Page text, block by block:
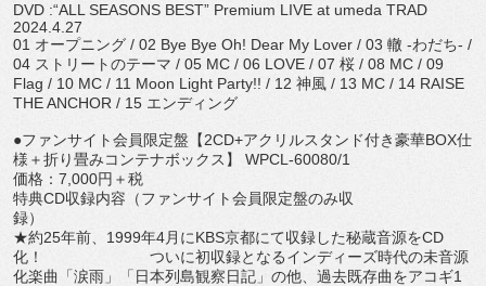
DVD :“ALL SEASONS BEST” Premium LIVE at umeda TRAD
2024.4.27
01 オープニング / 02 Bye Bye Oh! Dear My Lover / 03 轍 -わだち- /
04 ストリートのテーマ / 05 MC / 06 LOVE / 07 桜 / 08 MC / 09
Flag / 10 MC / 11 Moon Light Party!! / 12 神風 / 13 MC / 14 RAISE
THE ANCHOR / 15 エンディング
●ファンサイト会員限定盤【2CD+アクリルスタンド付き豪華BOX仕
様＋折り畳みコンテナボックス】 WPCL-60080/1
価格：7,000円＋税
特典CD収録内容（ファンサイト会員限定盤のみ収
録）
★約25年前、 1999年4月にKBS京都にて収録した秘蔵音源をCD
化！ ついに初収録となるインディーズ時代の未音源
化楽曲「涙雨」「 日本列島観察日記」の他、 過去既存曲をアコギ1